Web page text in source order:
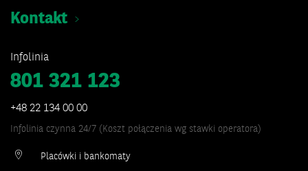
Kontakt
Infolinia
801 321 123
+48 22 134 00 00
Infolinia czynna 24/7 (Koszt połączenia wg stawki operatora)
Placówki i bankomaty